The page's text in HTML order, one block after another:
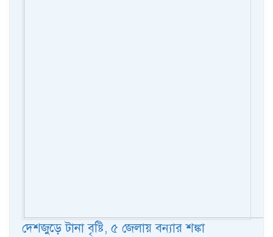
দেশজুড়ে টানা বৃষ্টি, ৫ জেলায় বন্যার শঙ্কা